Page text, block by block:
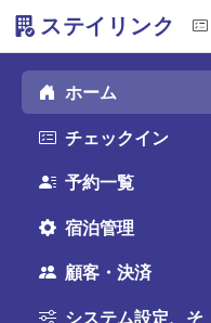
ステイリンク
ホーム
チェックイン
予約一覧
宿泊管理
顧客・決済
システム設定、そ